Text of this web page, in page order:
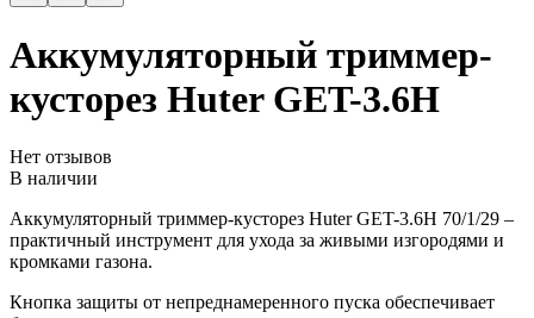
Аккумуляторный триммер-
кусторез Huter GET-3.6H
Нет отзывов
В наличии
Аккумуляторный триммер-кусторез Huter GET-3.6H 70/1/29 –
практичный инструмент для ухода за живыми изгородями и
кромками газона.
Кнопка защиты от непреднамеренного пуска обеспечивает